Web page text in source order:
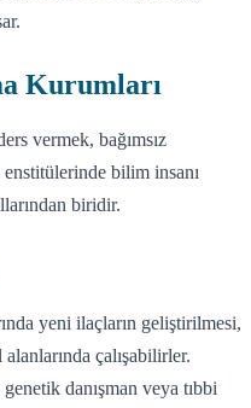
Kurumları
vermek, bağımsız
enstitülerinde bilim insanı
biridir.
yeni ilaçların geliştirilmesi,
çalışabilirler.
danışman veya tıbbi